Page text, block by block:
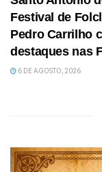
Festival de
Pedro Carrilho
destaques nas
6 DE AGOSTO, 2026